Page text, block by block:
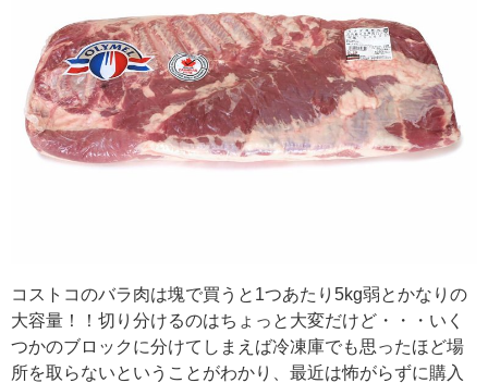
コストコのバラ肉は塊で買うと1つあたり5kg弱とかなりの
大容量！！切り分けるのはちょっと大変だけど・・・いく
つかのブロックに分けてしまえば冷凍庫でも思ったほど場
所を取らないということがわかり、最近は怖がらずに購入